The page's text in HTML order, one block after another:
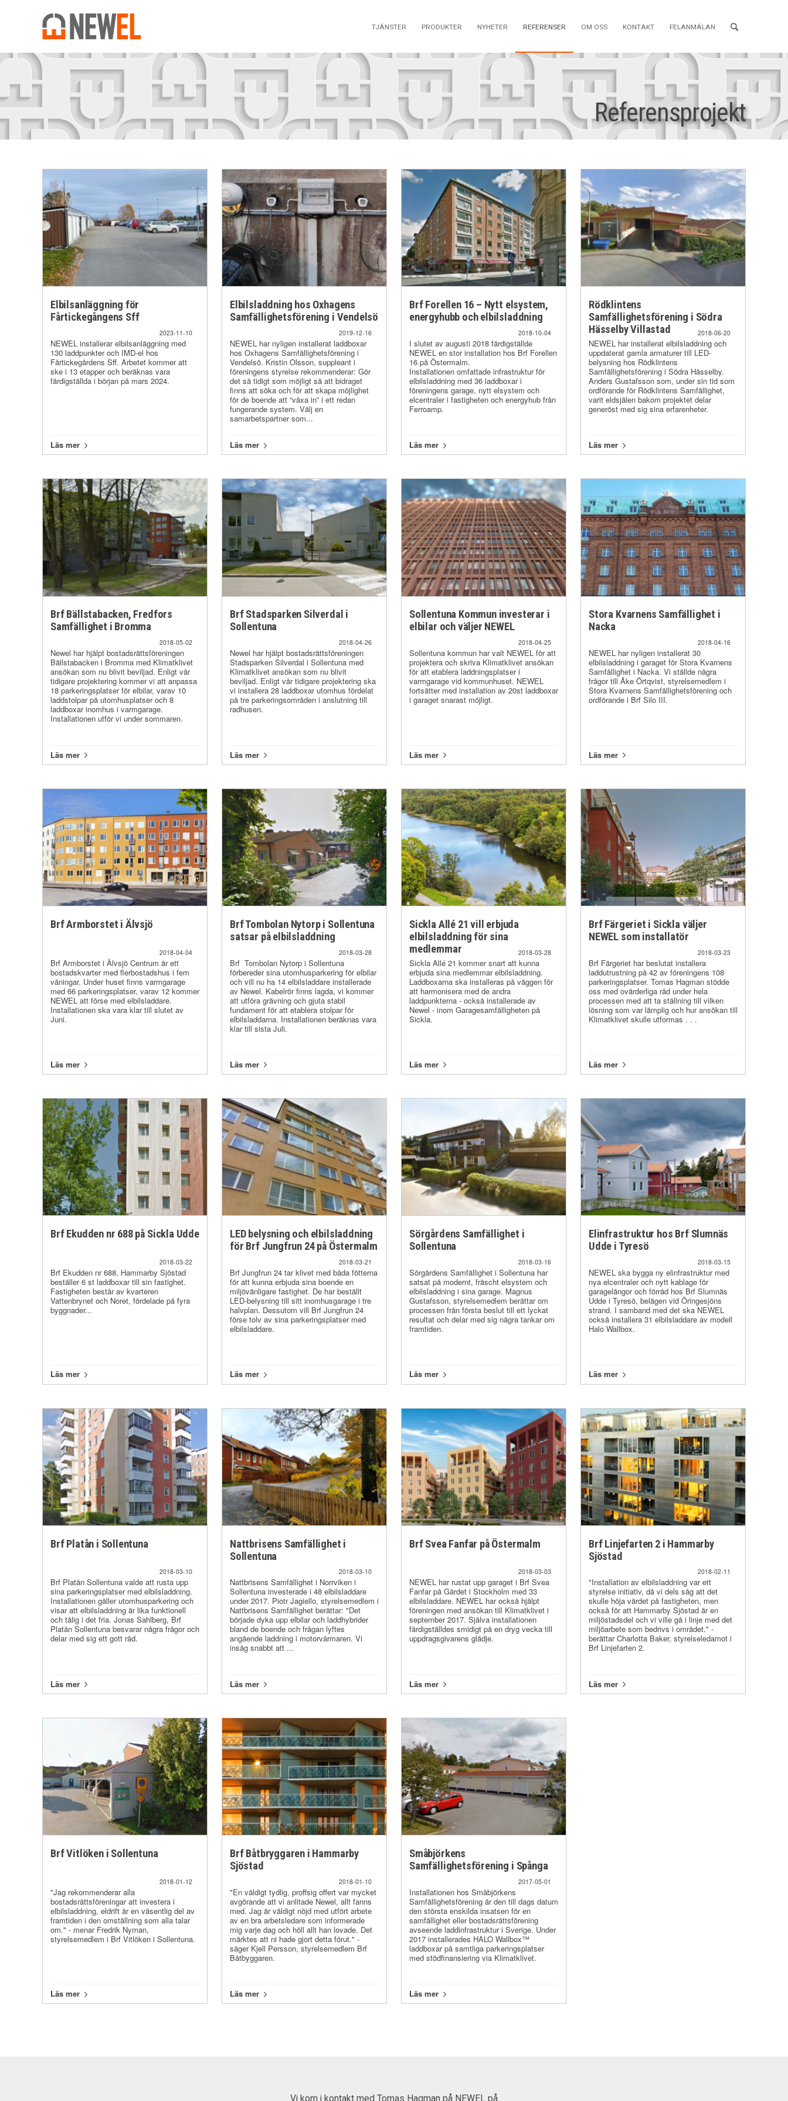
TJÄNSTER PRODUKTER NYHETER REFERENSER OM OSS KONTAKT FELANMÄLAN
Referensprojekt
Elbilsanläggning för
Fårtickegångens Sff
2023-11-10
NEWEL installerar elbilsanläggning med
130 laddpunkter och IMD-el hos
Fårtickegårdens Sff. Arbetet kommer att
ske i 13 etapper och beräknas vara
färdigställda i början på mars 2024.
Läs mer
Elbilsladdning hos Oxhagens
Samfällighetsförening i Vendelsö
2019-12-16
NEWEL har nyligen installerat laddboxar
hos Oxhagens Samfällighetsförening i
Vendelsö. Kristin Olsson, suppleant i
föreningens styrelse rekommenderar: Gör
det så tidigt som möjligt så att bidraget
finns att söka och för att skapa möjlighet
för de boende att “växa in” i ett redan
fungerande system. Välj en
samarbetspartner som...
Läs mer
Brf Forellen 16 – Nytt elsystem,
energyhubb och elbilsladdning
2018-10-04
I slutet av augusti 2018 färdigställde
NEWEL en stor installation hos Brf Forellen
16 på Östermalm.
Installationen omfattade infrastruktur för
elbilsladdning med 36 laddboxar i
föreningens garage, nytt elsystem och
elcentraler i fastigheten och energyhub från
Ferroamp.
Läs mer
Rödklintens
Samfällighetsförening i Södra
Hässelby Villastad
2018-06-20
NEWEL har installerat elbilsladdning och
uppdaterat gamla armaturer till LED-
belysning hos Rödklintens
Samfällighetsförening i Södra Hässelby.
Anders Gustafsson som, under sin tid som
ordförande för Rödklintens Samfällighet,
varit eldsjälen bakom projektet delar
generöst med sig sina erfarenheter.
Läs mer
Brf Bällstabacken, Fredfors
Samfällighet i Bromma
2018-05-02
Newel har hjälpt bostadsrättsföreningen
Bällstabacken i Bromma med Klimatklivet
ansökan som nu blivit beviljad. Enligt vår
tidigare projektering kommer vi att anpassa
18 parkeringsplatser för elbilar, varav 10
laddstolpar på utomhusplatser och 8
laddboxar inomhus i varmgarage.
Installationen utför vi under sommaren.
Läs mer
Brf Stadsparken Silverdal i
Sollentuna
2018-04-26
Newel har hjälpt bostadsrättsföreningen
Stadsparken Silverdal i Sollentuna med
Klimatklivet ansökan som nu blivit
beviljad. Enligt vår tidigare projektering ska
vi installera 28 laddboxar utomhus fördelat
på tre parkeringsområden i anslutning till
radhusen.
Läs mer
Sollentuna Kommun investerar i
elbilar och väljer NEWEL
2018-04-25
Sollentuna kommun har valt NEWEL för att
projektera och skriva Klimatklivet ansökan
för att etablera laddningsplatser i
varmgarage vid kommunhuset. NEWEL
fortsätter med installation av 20st laddboxar
i garaget snarast möjligt.
Läs mer
Stora Kvarnens Samfällighet i
Nacka
2018-04-16
NEWEL har nyligen installerat 30
elbilsladdning i garaget för Stora Kvarnens
Samfällighet i Nacka. Vi ställde några
frågor till Åke Örtqvist, styrelsemedlem i
Stora Kvarnens Samfällighetsförening och
ordförande i Brf Silo III.
Läs mer
Brf Armborstet i Älvsjö
2018-04-04
Brf Armborstet i Älvsjö Centrum är ett
bostadskvarter med flerbostadshus i fem
våningar. Under huset finns varmgarage
med 66 parkeringsplatser, varav 12 kommer
NEWEL att förse med elbilsladdare.
Installationen ska vara klar till slutet av
Juni.
Läs mer
Brf Tombolan Nytorp i Sollentuna
satsar på elbilsladdning
2018-03-28
Brf Tombolan Nytorp i Sollentuna
förbereder sina utomhusparkering för elbilar
och vill nu ha 14 elbilsladdare installerade
av Newel. Kabelrör finns lagda, vi kommer
att utföra grävning och gjuta stabil
fundament för att etablera stolpar för
elbilsladdarna. Installationen beräknas vara
klar till sista Juli.
Läs mer
Sickla Allé 21 vill erbjuda
elbilsladdning för sina
medlemmar
2018-03-28
Sickla Allé 21 kommer snart att kunna
erbjuda sina medlemmar elbilsladdning.
Laddboxarna ska installeras på väggen för
att harmonisera med de andra
laddpunkterna - också installerade av
Newel - inom Garagesamfälligheten på
Sickla.
Läs mer
Brf Färgeriet i Sickla väljer
NEWEL som installatör
2018-03-23
Brf Färgeriet har beslutat installera
laddutrustning på 42 av föreningens 108
parkeringsplatser. Tomas Hagman stödde
oss med ovärderliga råd under hela
processen med att ta ställning till vilken
lösning som var lämplig och hur ansökan till
Klimatklivet skulle utformas . . .
Läs mer
Brf Ekudden nr 688 på Sickla Udde
2018-03-22
Brf Ekudden nr 688, Hammarby Sjöstad
beställer 6 st laddboxar till sin fastighet.
Fastigheten består av kvarteren
Vattenbrynet och Noret, fördelade på fyra
byggnader...
Läs mer
LED belysning och elbilsladdning
för Brf Jungfrun 24 på Östermalm
2018-03-21
Brf Jungfrun 24 tar klivet med båda fötterna
för att kunna erbjuda sina boende en
miljövänligare fastighet. De har beställt
LED-belysning till sitt inomhusgarage i tre
halvplan. Dessutom vill Brf Jungfrun 24
förse tolv av sina parkeringsplatser med
elbilsladdare.
Läs mer
Sörgårdens Samfällighet i
Sollentuna
2018-03-16
Sörgårdens Samfällighet i Sollentuna har
satsat på modernt, fräscht elsystem och
elbilsladdning i sina garage. Magnus
Gustafsson, styrelsemedlem berättar om
processen från första beslut till ett lyckat
resultat och delar med sig några tankar om
framtiden.
Läs mer
Elinfrastruktur hos Brf Slumnäs
Udde i Tyresö
2018-03-15
NEWEL ska bygga ny elinfrastruktur med
nya elcentraler och nytt kablage för
garagelängor och förråd hos Brf Slumnäs
Udde i Tyresö, belägen vid Öringesjöns
strand. I samband med det ska NEWEL
också installera 31 elbilsladdare av modell
Halo Wallbox.
Läs mer
Brf Platån i Sollentuna
2018-03-10
Brf Platån Sollentuna valde att rusta upp
sina parkeringsplatser med elbilsladdning.
Installationen gäller utomhusparkering och
visar att elbilsladdning är lika funktionell
och tålig i det fria. Jonas Sahlberg, Brf
Platån Sollentuna besvarar några frågor och
delar med sig ett gott råd.
Läs mer
Nattbrisens Samfällighet i
Sollentuna
2018-03-10
Nattbrisens Samfällighet i Norrviken i
Sollentuna investerade i 48 elbilsladdare
under 2017. Piotr Jagiello, styrelsemedlem i
Nattbrisens Samfällighet berättar: "Det
började dyka upp elbilar och laddhybrider
bland de boende och frågan lyftes
angående laddning i motorvärmaren. Vi
insåg snabbt att ...
Läs mer
Brf Svea Fanfar på Östermalm
2018-03-03
NEWEL har rustat upp garaget i Brf Svea
Fanfar på Gärdet i Stockholm med 33
elbilsladdare. NEWEL har också hjälpt
föreningen med ansökan till Klimatklivet i
september 2017. Själva installationen
färdigställdes smidigt på en dryg vecka till
uppdragsgivarens glädje.
Läs mer
Brf Linjefarten 2 i Hammarby
Sjöstad
2018-02-11
"Installation av elbilsladdning var ett
styrelse initiativ, då vi dels såg att det
skulle höja värdet på fastigheten, men
också för att Hammarby Sjöstad är en
miljöstadsdel och vi ville gå i linje med det
miljöarbete som bedrivs i området." -
berättar Charlotta Baker, styrelseledamot i
Brf Linjefarten 2.
Läs mer
Brf Vitlöken i Sollentuna
2018-01-12
"Jag rekommenderar alla
bostadsrättsföreningar att investera i
elbilsladdning, eldrift är en väsentlig del av
framtiden i den omställning som alla talar
om." - menar Fredrik Nyman,
styrelsemedlem i Brf Vitlöken i Sollentuna.
Läs mer
Brf Båtbryggaren i Hammarby
Sjöstad
2018-01-10
"En väldigt tydlig, proffsig offert var mycket
avgörande att vi anlitade Newel, allt fanns
med. Jag är väldigt nöjd med utfört arbete
av en bra arbetsledare som informerade
mig varje dag och höll allt han lovade. Det
märktes att ni hade gjort detta förut." -
säger Kjell Persson, styrelsemedlem Brf
Båtbyggaren.
Läs mer
Småbjörkens
Samfällighetsförening i Spånga
2017-05-01
Installationen hos Småbjörkens
Samfällighetsförening är den till dags datum
den största enskilda insatsen för en
samfällighet eller bostadsrättsförening
avseende laddinfrastruktur i Sverige. Under
2017 installerades HALO Wallbox™
laddboxar på samtliga parkeringsplatser
med stödfinansiering via Klimatklivet.
Läs mer
Jag kan varmt rekommendera NEWEL och kommer